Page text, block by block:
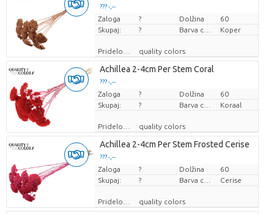
??? -,--
Cena za kos
Zaloga ? Dolžina
60
Skupaj:
? Koper
quality colors
Achillea 2-4cm Per Stem Coral
??? -,--
Cena za kos
Zaloga ? Dolžina
60
Skupaj:
? Koraal
quality colors
Achillea 2-4cm Per Stem Frosted Cerise
??? -,--
Cena za kos
Zaloga ? Dolžina
60
Skupaj:
? Cerise
quality colors